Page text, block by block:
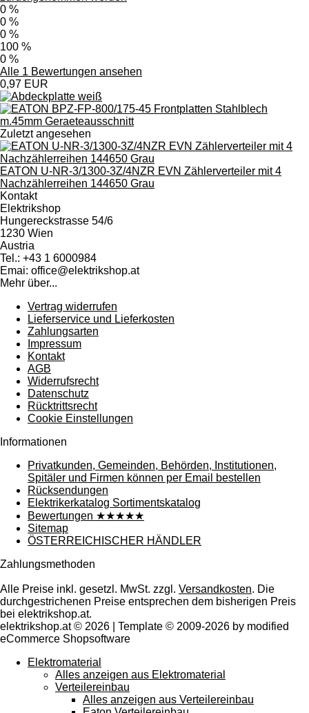
0 %
0 %
0 %
100 %
0 %
Alle 1 Bewertungen ansehen
0,97 EUR
Zuletzt angesehen
EATON U-NR-3/1300-3Z/4NZR EVN Zählerverteiler mit 4
Nachzählerreihen 144650 Grau
Kontakt
Elektrikshop
Hungereckstrasse 54/6
1230 Wien
Austria
Tel.: +43 1 6000984
Emai: office@elektrikshop.at
Mehr über...
Vertrag widerrufen
Lieferservice und Lieferkosten
Zahlungsarten
Impressum
Kontakt
AGB
Widerrufsrecht
Datenschutz
Rücktrittsrecht
Cookie Einstellungen
Informationen
Privatkunden, Gemeinden, Behörden, Institutionen,
Spitäler und Firmen können per Email bestellen
Rücksendungen
Elektrikerkatalog Sortimentskatalog
Bewertungen ★★★★★
Sitemap
ÖSTERREICHISCHER HÄNDLER
Zahlungsmethoden
Alle Preise inkl. gesetzl. MwSt. zzgl. Versandkosten. Die
durchgestrichenen Preise entsprechen dem bisherigen Preis
bei elektrikshop.at.
elektrikshop.at © 2026 | Template © 2009-2026 by modified
eCommerce Shopsoftware
Elektromaterial
Alles anzeigen aus Elektromaterial
Verteilereinbau
Alles anzeigen aus Verteilereinbau